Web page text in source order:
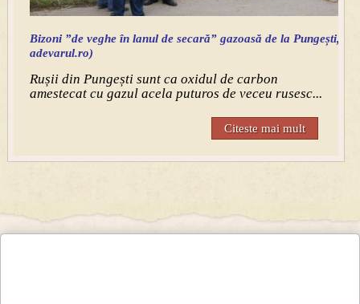
Bizoni ”de veghe în lanul de secară” gazoasă de la Pungești,
adevarul.ro)
Rușii din Pungești sunt ca oxidul de carbon
amestecat cu gazul acela puturos de veceu rusesc...
Citeste mai mult